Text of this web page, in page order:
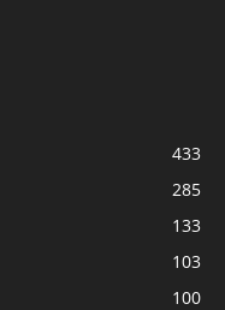
433
285
133
103
100